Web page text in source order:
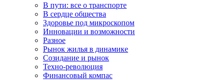
В пути: все о транспорте
В сердце общества
Здоровье под микроскопом
Инновации и возможности
Разное
Рынок жилья в динамике
Созидание и рынок
Техно-революция
Финансовый компас